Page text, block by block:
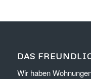
DAS
Wir haben